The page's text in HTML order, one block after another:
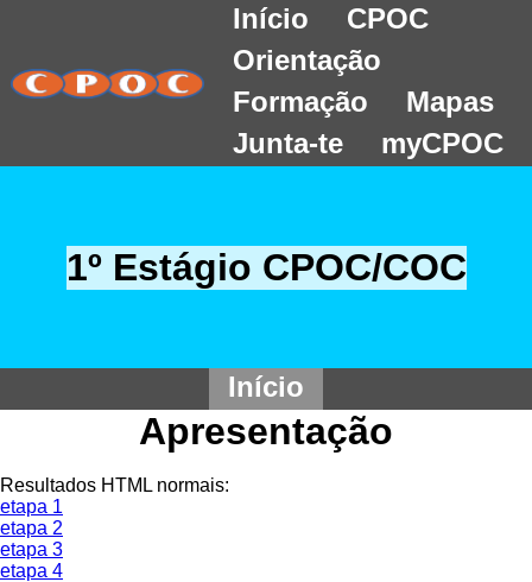
Início
CPOC
Orientação
Formação
Mapas
Junta-te
myCPOC
1º Estágio CPOC/COC
Início
Apresentação
Resultados HTML normais:
etapa 1
etapa 2
etapa 3
etapa 4